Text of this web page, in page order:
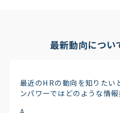
最新動向につい
最近のHRの動向を知りたい
ンパワーではどのような情